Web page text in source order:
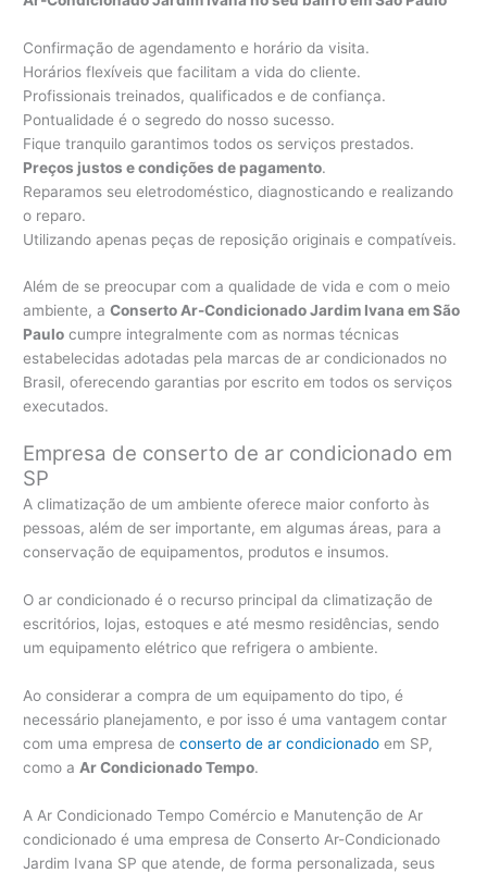
Confirmação de agendamento e horário da visita.
Horários flexíveis que facilitam a vida do cliente.
Profissionais treinados, qualificados e de confiança.
Pontualidade é o segredo do nosso sucesso.
Fique tranquilo garantimos todos os serviços prestados.
Preços justos e condições de pagamento.
Reparamos seu eletrodoméstico, diagnosticando e realizando
o reparo.
Utilizando apenas peças de reposição originais e compatíveis.
Além de se preocupar com a qualidade de vida e com o meio
ambiente, aConserto Ar-Condicionado Jardim Ivana em São
Paulo cumpre integralmente com as normas técnicas
estabelecidas adotadas pela marcas de ar condicionados no
Brasil, oferecendo garantias por escrito em todos os serviços
executados.
Empresa de conserto de ar condicionado em
SP
A climatização de um ambiente oferece maior conforto às
pessoas, além de ser importante, em algumas áreas, para a
conservação de equipamentos, produtos e insumos.
O ar condicionado é o recurso principal da climatização de
escritórios, lojas, estoques e até mesmo residências, sendo
um equipamento elétrico que refrigera o ambiente.
Ao considerar a compra de um equipamento do tipo, é
necessário planejamento, e por isso é uma vantagem contar
com uma empresa deconserto de ar condicionado em SP,
como a Ar Condicionado Tempo.
A Ar Condicionado Tempo Comércio e Manutenção de Ar
condicionado é uma empresa de Conserto Ar-Condicionado
Jardim Ivana SP que atende, de forma personalizada, seus